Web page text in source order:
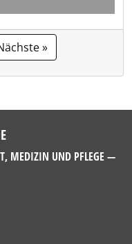
»
MEDIZIN UND PFLEGE —